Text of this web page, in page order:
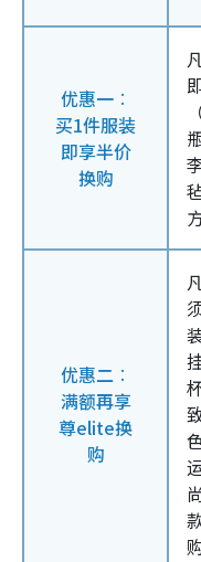
优惠一︰
买1件服装
即享半价
换购
优惠二︰
满额再享
尊elite换
购